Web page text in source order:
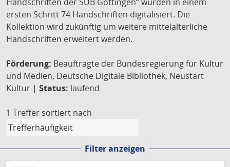
ersten Schritt 74 Handschriften digitalisiert. Die
Kollektion wird zukünftig um weitere mittelalterliche
Handschriften erweitert werden.
Förderung: Beauftragte der Bundesregierung für Kultur
und Medien, Deutsche Digitale Bibliothek, Neustart
Kultur | Status: laufend
1 Treffer sortiert nach
Filter anzeigen